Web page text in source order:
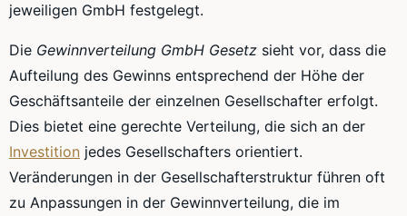
jeweiligen GmbH festgelegt.
Die Gewinnverteilung GmbH Gesetz sieht vor, dass die
Aufteilung des Gewinns entsprechend der Höhe der
Geschäftsanteile der einzelnen Gesellschafter erfolgt.
Dies bietet eine gerechte Verteilung, die sich an der
Investition jedes Gesellschafters orientiert.
Veränderungen in der Gesellschafterstruktur führen oft
zu Anpassungen in der Gewinnverteilung, die im